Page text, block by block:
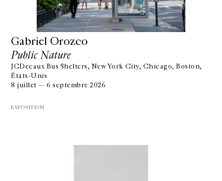
Gabriel Orozco
Public Nature
JCDecaux Bus Shelters, New York City, Chicago, Boston,
États-Unis
8 juillet — 6 septembre 2026
EXPOSITION